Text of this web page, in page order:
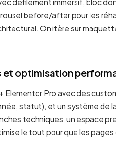
défilement immersif, bloc
before/after pour les
On itère sur
et optimisation
Elementor Pro avec des
statut), et un système de
techniques, un espace
le tout pour que les